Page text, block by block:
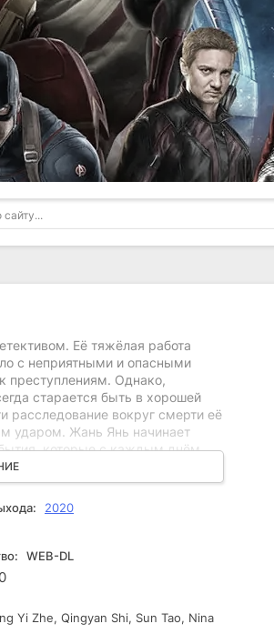
Её тяжёлая работа
с неприятными и опасными
преступлениям. Однако,
старается быть в хорошей
расследование вокруг смерти её
ударом. Жань Янь начинает
которые с каждым днём
молодого человека,
оказывается, что этот парень
чем она себе могла
неожиданного источника.
2020
WEB-DL
Yi Zhe, Qingyan Shi, Sun Tao, Nina